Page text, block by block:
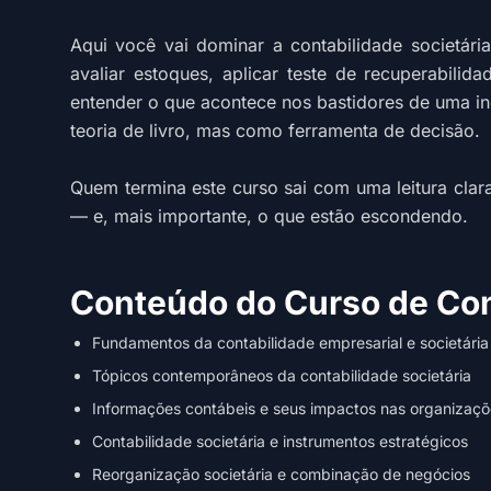
Aqui você vai dominar a contabilidade
avaliar estoques, aplicar teste de
entender o que acontece nos bastidores de uma
teoria de livro, mas como ferramenta de decisão.
Quem termina este curso sai com uma leitura
— e, mais importante, o que estão escondendo.
Conteúdo do Curso de
Fundamentos da contabilidade empresarial e societária
Tópicos contemporâneos da contabilidade societária
Informações contábeis e seus impactos nas
Contabilidade societária e instrumentos estratégicos
Reorganização societária e combinação de negócios